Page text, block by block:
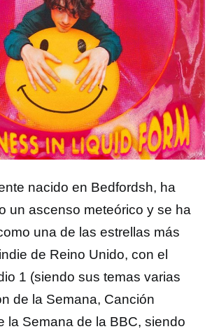
nacido en Bedfordsh, ha
un ascenso meteórico y se ha
una de las estrellas más
de Reino Unido, con el
1 (siendo sus temas varias
de la Semana, Canción
la Semana de la BBC, siendo